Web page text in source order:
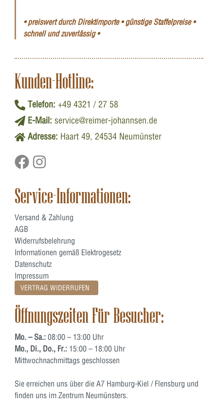
• preiswert durch Direktimporte • günstige Staffelpreise •
schnell und zuverlässig •
Kunden-Hotline:
Telefon: +49 4321 / 27 58
E-Mail: service@reimer-johannsen.de
Adresse: Haart 49, 24534 Neumünster
Service-Informationen:
Versand & Zahlung
AGB
Widerrufsbelehrung
Informationen gemäß Elektrogesetz
Datenschutz
Impressum
VERTRAG WIDERRUFEN
Öffnungszeiten Für Besucher:
Mo. – Sa.: 08:00 – 13:00 Uhr
Mo., Di., Do., Fr.: 15:00 – 18:00 Uhr
Mittwochnachmittags geschlossen
Sie erreichen uns über die A7 Hamburg-Kiel / Flensburg und
finden uns im Zentrum Neumünsters.